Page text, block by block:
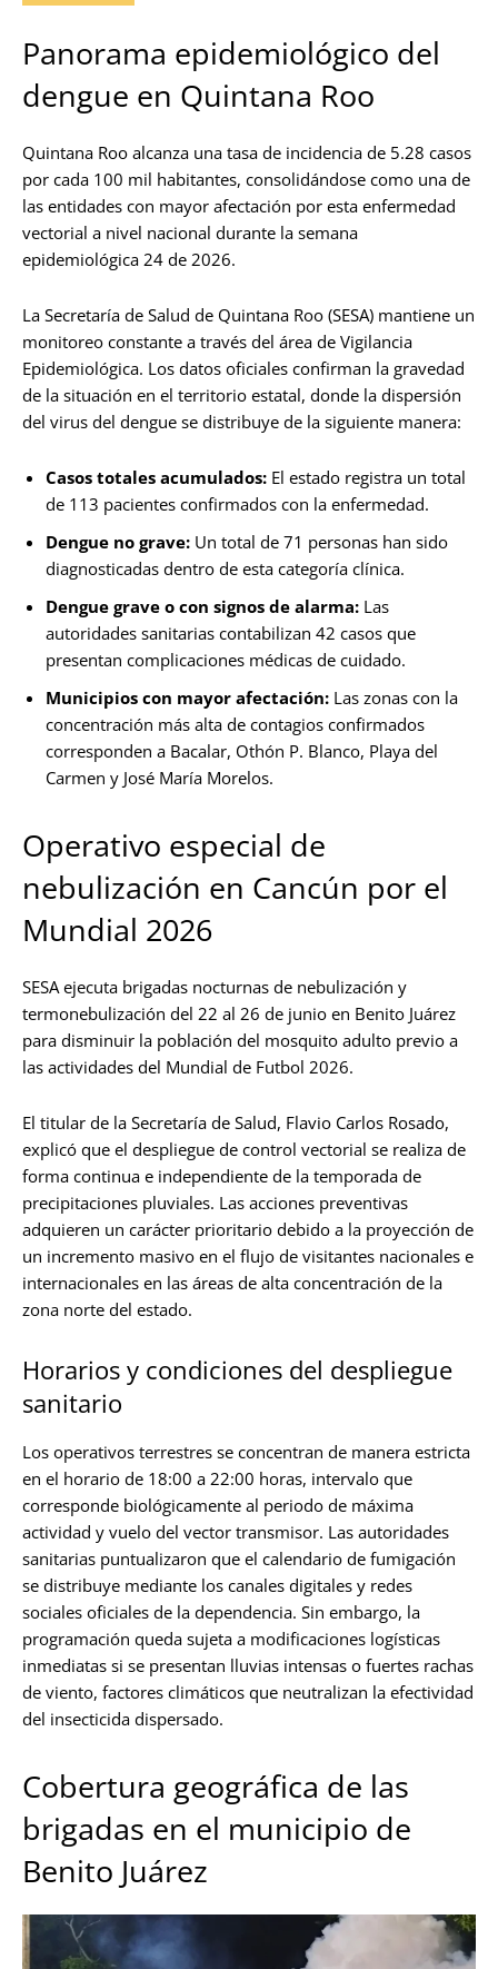
Panorama epidemiológico del
dengue en Quintana Roo
Quintana Roo alcanza una tasa de incidencia de 5.28 casos
por cada 100 mil habitantes, consolidándose como una de
las entidades con mayor afectación por esta enfermedad
vectorial a nivel nacional durante la semana
epidemiológica 24 de 2026.
La Secretaría de Salud de Quintana Roo (SESA) mantiene un
monitoreo constante a través del área de Vigilancia
Epidemiológica. Los datos oficiales confirman la gravedad
de la situación en el territorio estatal, donde la dispersión
del virus del dengue se distribuye de la siguiente manera:
Casos totales acumulados: El estado registra un total
de 113 pacientes confirmados con la enfermedad.
Dengue no grave: Un total de 71 personas han sido
diagnosticadas dentro de esta categoría clínica.
Dengue grave o con signos de alarma: Las
autoridades sanitarias contabilizan 42 casos que
presentan complicaciones médicas de cuidado.
Municipios con mayor afectación: Las zonas con la
concentración más alta de contagios confirmados
corresponden a Bacalar, Othón P. Blanco, Playa del
Carmen y José María Morelos.
Operativo especial de
nebulización en Cancún por el
Mundial 2026
SESA ejecuta brigadas nocturnas de nebulización y
termonebulización del 22 al 26 de junio en Benito Juárez
para disminuir la población del mosquito adulto previo a
las actividades del Mundial de Futbol 2026.
El titular de la Secretaría de Salud, Flavio Carlos Rosado,
explicó que el despliegue de control vectorial se realiza de
forma continua e independiente de la temporada de
precipitaciones pluviales. Las acciones preventivas
adquieren un carácter prioritario debido a la proyección de
un incremento masivo en el flujo de visitantes nacionales e
internacionales en las áreas de alta concentración de la
zona norte del estado.
Horarios y condiciones del despliegue
sanitario
Los operativos terrestres se concentran de manera estricta
en el horario de 18:00 a 22:00 horas, intervalo que
corresponde biológicamente al periodo de máxima
actividad y vuelo del vector transmisor. Las autoridades
sanitarias puntualizaron que el calendario de fumigación
se distribuye mediante los canales digitales y redes
sociales oficiales de la dependencia. Sin embargo, la
programación queda sujeta a modificaciones logísticas
inmediatas si se presentan lluvias intensas o fuertes rachas
de viento, factores climáticos que neutralizan la efectividad
del insecticida dispersado.
Cobertura geográfica de las
brigadas en el municipio de
Benito Juárez